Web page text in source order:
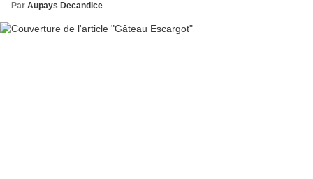
Par Aupays Decandice